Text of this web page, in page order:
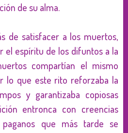
de su alma.
de satisfacer a los muertos,
el espíritu de los difuntos a la
compartían el mismo
lo que este rito reforzaba la
y garantizaba copiosas
entronca con creencias
que más tarde se